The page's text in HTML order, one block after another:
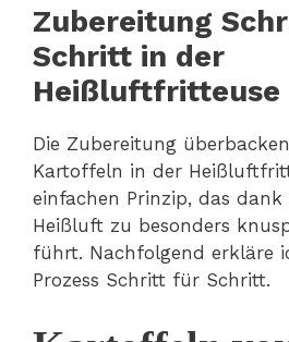
Zubereitung
Schritt in der
Heißluftfritteuse
Die Zubereitung
Kartoffeln in der
einfachen Prinzip, das
Heißluft zu besonders
führt. Nachfolgend erkläre
Prozess Schritt für Schritt.